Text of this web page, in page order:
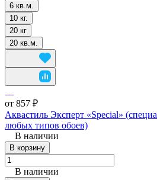
6 кв.м.
10 кг.
20 кг
20 кв.м.
от 857 ₽
Аквастиль Эксперт «Special»
любых типов обоев)
В наличии
В корзину
В наличии